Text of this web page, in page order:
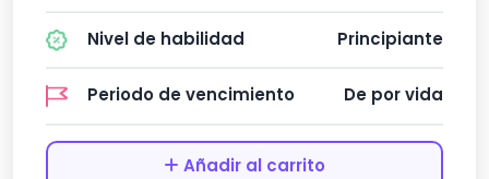
Nivel de habilidad Principiante
Periodo de vencimiento De por vida
Añadir al carrito